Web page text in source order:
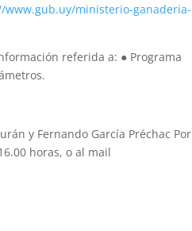
www.gub.uy/ministerio-ganaderia-
referida a: ● Programa
y Fernando García Préchac Por
horas, o al mail